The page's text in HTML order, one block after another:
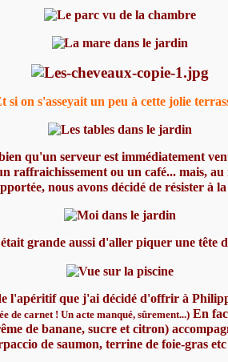
si on s'asseyait un peu à cette jolie
qu'un serveur est immédiatement
raffraichissement ou un café... mais,
nous avons décidé de résister à
grande aussi d'aller piquer une tête
l'apéritif que j'ai décidé d'offrir à
de carnet ! Un acte manqué, sûrement...) En
de banane, sucre et citron)
de saumon, terrine de foie-gras etc